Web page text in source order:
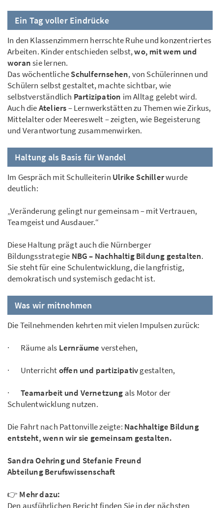
Ein Tag voller Eindrücke
In den Klassenzimmern herrschte Ruhe und konzentriertes
Arbeiten. Kinder entschieden selbst,wo, mit wem und
woransie lernen.
Das wöchentlicheSchulfernsehen, von Schülerinnen und
Schülern selbst gestaltet, machte sichtbar, wie
selbstverständlich Partizipation im Alltag gelebt wird.
Auch dieAteliers– Lernwerkstätten zu Themen wie Zirkus,
Mittelalter oder Meereswelt – zeigten, wie Begeisterung
und Verantwortung zusammenwirken.
Haltung als Basis für Wandel
Im Gespräch mit Schulleiterin Ulrike Schillerwurde
deutlich:
„Veränderung gelingt nur gemeinsam – mit Vertrauen,
Teamgeist und Ausdauer.“
Diese Haltung prägt auch die Nürnberger
Bildungsstrategie NBG – Nachhaltig Bildung gestalten.
Sie steht für eine Schulentwicklung, die langfristig,
demokratisch und systemisch gedacht ist.
Was wir mitnehmen
Die Teilnehmenden kehrten mit vielen Impulsen zurück:
· Räume als Lernräume verstehen,
· Unterrichtoffen und partizipativgestalten,
· Teamarbeit und Vernetzung als Motor der
Schulentwicklung nutzen.
Die Fahrt nach Pattonville zeigte: Nachhaltige Bildung
entsteht, wenn wir sie gemeinsam gestalten.
Sandra Oehring und Stefanie Freund
Abteilung Berufswissenschaft
👉 Mehr dazu:
Den ausführlichen Bericht finden Sie in der nächsten